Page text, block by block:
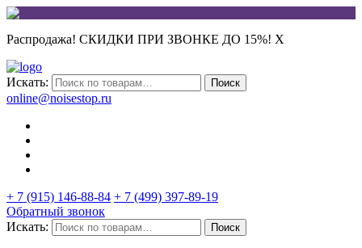
Распродажа! СКИДКИ ПРИ ЗВОНКЕ ДО 15%! X
Искать: Поиск
online@noisestop.ru
+ 7 (915) 146-88-84 + 7 (499) 397-89-19
Обратный звонок
Искать:
Поиск